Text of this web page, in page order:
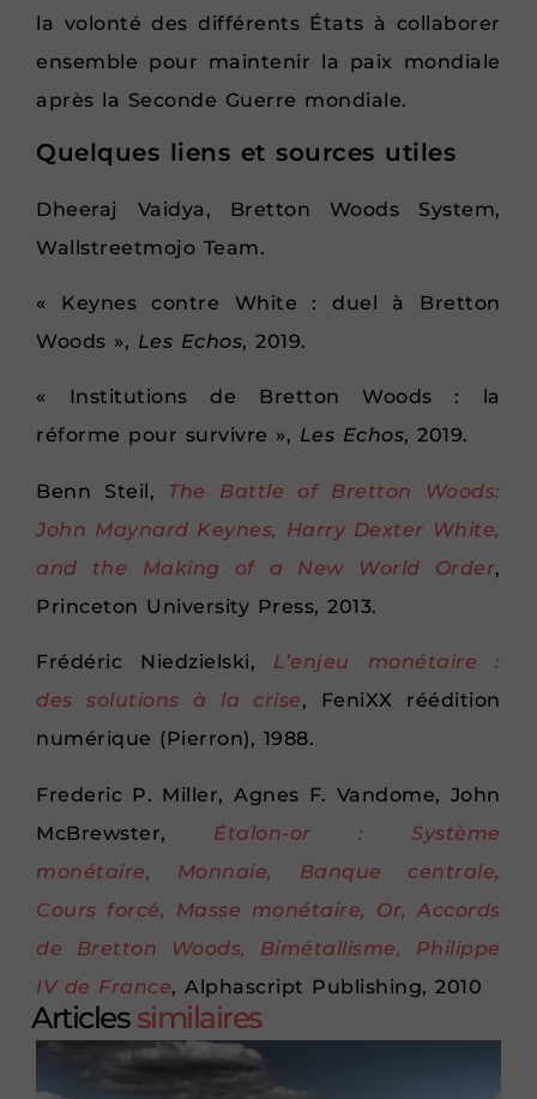
la volonté des différents États à collaborer
ensemble pour maintenir la paix mondiale
après la Seconde Guerre mondiale.
Quelques liens et sources utiles
Dheeraj Vaidya, Bretton Woods System,
Wallstreetmojo Team.
« Keynes contre White : duel à Bretton
Woods », Les Echos, 2019.
« Institutions de Bretton Woods : la
réforme pour survivre », Les Echos, 2019.
Benn Steil, The
Battle of Bretton Woods:
John Maynard Keynes, Harry Dexter White,
and the Making of a New World Order,
Princeton University Press, 2013.
Frédéric Niedzielski, L’enjeu monétaire :
des solutions à la crise, FeniXX réédition
numérique (Pierron), 1988.
Frederic P. Miller, Agnes F. Vandome, John
McBrewster, Étalon-or : Système
monétaire, Monnaie, Banque centrale,
Cours forcé, Masse monétaire, Or, Accords
de Bretton Woods, Bimétallisme, Philippe
IV de France, Alphascript Publishing, 2010
Articles similaires